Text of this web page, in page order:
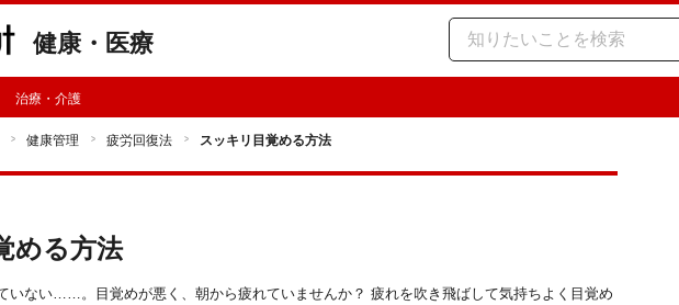
健康・医療
治療・介護
健康管理 疲労回復法 スッキリ目覚める方法
める方法
いない……。目覚めが悪く、朝から疲れていませんか？ 疲れを吹き飛ばして気持ちよく目覚め